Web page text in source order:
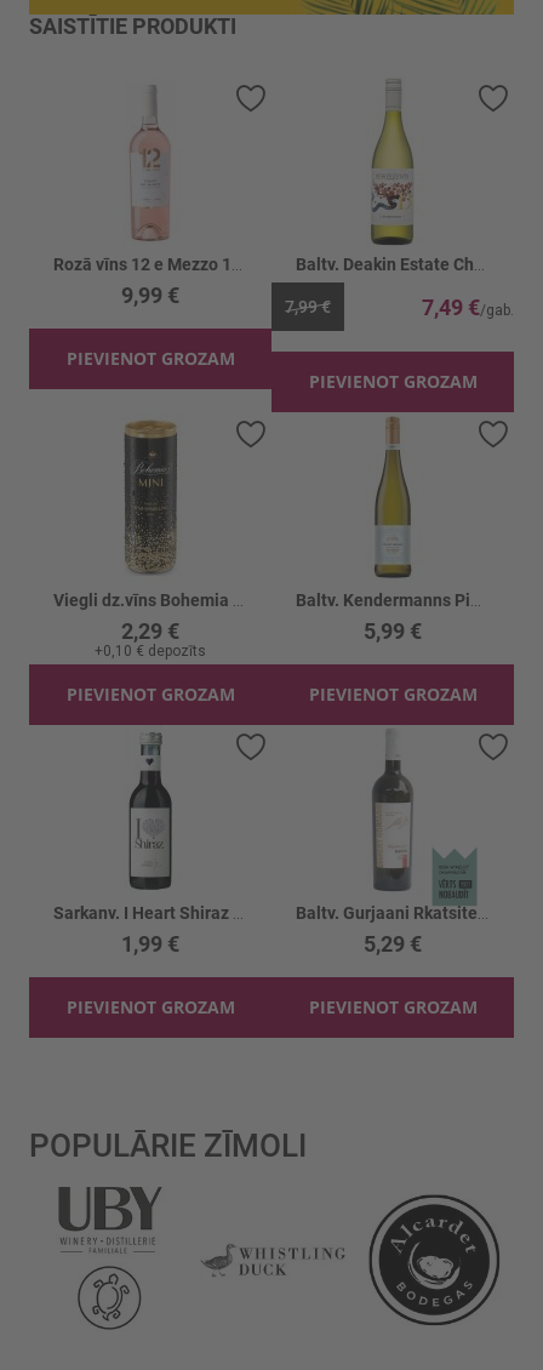
SAISTĪTIE PRODUKTI
9,99 €
PIEVIENOT GROZAM
Pievienot vēlmju sarakstam
7,99 € 7,49 €
PIEVIENOT GROZAM
2,29 €
+0,10 € depozīts
PIEVIENOT GROZAM
5,99 €
PIEVIENOT GROZAM
1,99 €
PIEVIENOT GROZAM
5,29 €
PIEVIENOT GROZAM
POPULĀRIE ZĪMOLI